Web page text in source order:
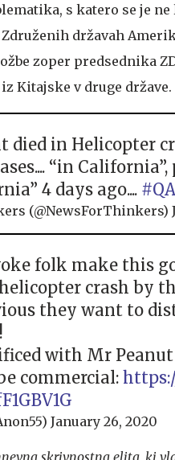
s katero se je ne
državah
zoper predsednika
iz Kitajske v druge države.
died in Helicopter
“in California”,
4 days ago....
(@NewsForThinkers)
folk make this
crash by
they want to
with Mr
commercial:
January 26, 2020
skrivnostna elita, ki